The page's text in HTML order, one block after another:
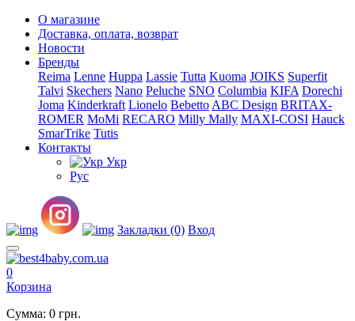
О магазине
Доставка, оплата, возврат
Новости
Бренды
Reima Lenne Huppa Lassie Tutta Kuoma JOIKS Superfit
Talvi Skechers Nano Peluche SNO Columbia KIFA Dorechi
Joma Kinderkraft Lionelo Bebetto ABC Design BRITAX-
ROMER MoMi RECARO Milly Mally MAXI-COSI Hauck
SmarTrike Tutis
Контакты
Укр
Рус
Закладки (0) Вход
0
Корзина
Сумма: 0 грн.